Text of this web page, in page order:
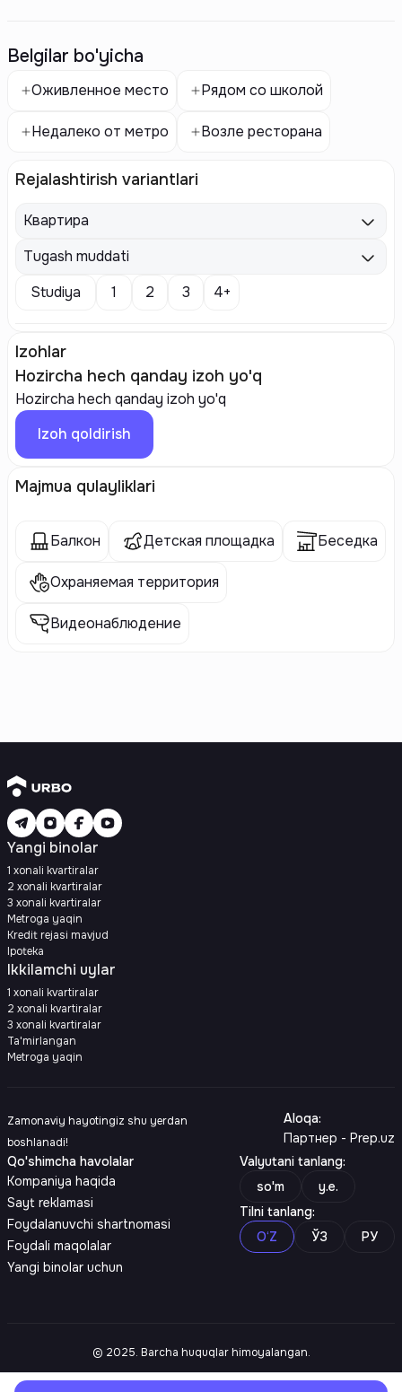
Belgilar bo'yicha
Оживленное место Рядом со школой
Недалеко от метро Возле ресторана
Rejalashtirish variantlari
Квартира
Tugash muddati
Studiya
1 2 3 4+
Izohlar
Hozircha hech qanday izoh yo'q
Hozircha hech qanday izoh yo'q
Izoh qoldirish
Majmua qulayliklari
Балкон Детская площадка Беседка
Охраняемая территория
Видеонаблюдение
Yangi binolar
1 xonali kvartiralar
2 xonali kvartiralar
3 xonali kvartiralar
Metroga yaqin
Kredit rejasi mavjud
Ipoteka
Ikkilamchi uylar
1 xonali kvartiralar
2 xonali kvartiralar
3 xonali kvartiralar
Ta'mirlangan
Metroga yaqin
Zamonaviy hayotingiz shu yerdan
boshlanadi!
Aloqa:
Партнер - Prep.uz
Qo'shimcha havolalar
Kompaniya haqida
Sayt reklamasi
Foydalanuvchi shartnomasi
Foydali maqolalar
Yangi binolar uchun
Valyutani tanlang:
so'm
y.e.
Tilni tanlang:
O‘Z
ЎЗ РУ
© 2025. Barcha huquqlar himoyalangan.